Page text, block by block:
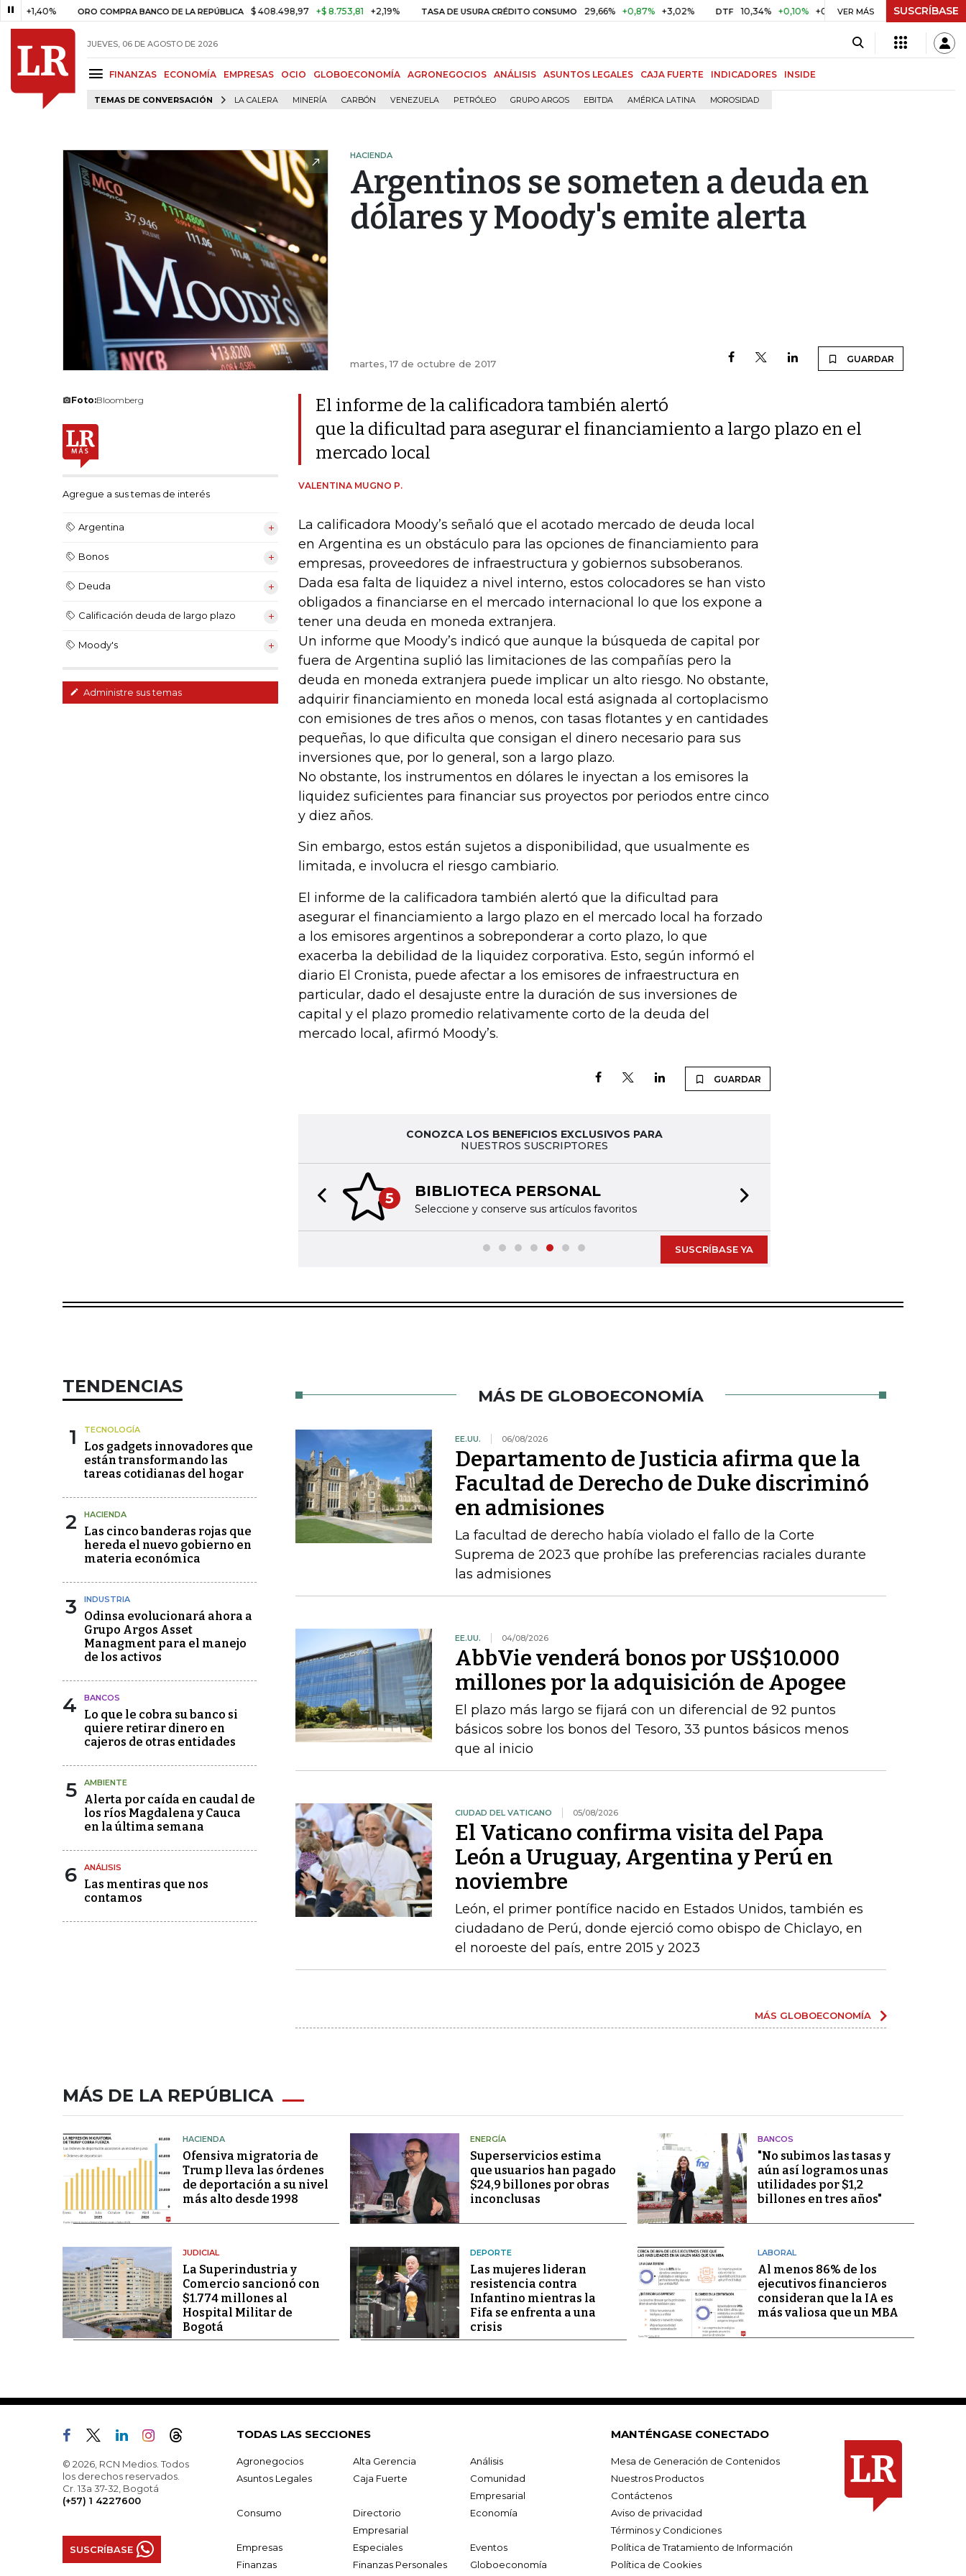
ORO COMPRA BANCO DE LA REPÚBLICA $ 408.498,97 +$ 8.753,81 +2,19% TASA DE USURA CRÉDITO CONSUMO 29,66% +0,87% +3,02% DTF 10,34% +0,10% +0,98% UVR $ 416,91 +$ 0,05
VER MÁS SUSCRÍBASE
JUEVES, 06 DE AGOSTO DE 2026
FINANZAS ECONOMÍA EMPRESAS OCIO GLOBOECONOMÍA AGRONEGOCIOS ANÁLISIS ASUNTOS LEGALES CAJA FUERTE INDICADORES INSIDE
TEMAS DE CONVERSACIÓN LA CALERA MINERÍA CARBÓN VENEZUELA PETRÓLEO GRUPO ARGOS EBITDA AMÉRICA LATINA MOROSIDAD
HACIENDA
Argentinos se someten a deuda en
dólares y Moody's emite alerta
martes, 17 de octubre de 2017 GUARDAR
Foto:Bloomberg
Agregue a sus temas de interés
Argentina
Bonos
Deuda
Calificación deuda de largo plazo
Moody's
Administre sus temas
El informe de la calificadora también alertó
que la dificultad para asegurar el financiamiento a largo plazo en el
mercado local
VALENTINA MUGNO P.
La calificadora Moody’s señaló que el acotado mercado de deuda local
en Argentina es un obstáculo para las opciones de financiamiento para
empresas, proveedores de infraestructura y gobiernos subsoberanos.
Dada esa falta de liquidez a nivel interno, estos colocadores se han visto
obligados a financiarse en el mercado internacional lo que los expone a
tener una deuda en moneda extranjera.
Un informe que Moody’s indicó que aunque la búsqueda de capital por
fuera de Argentina suplió las limitaciones de las compañías pero la
deuda en moneda extranjera puede implicar un alto riesgo. No obstante,
adquirir financiamiento en moneda local está asignada al cortoplacismo
con emisiones de tres años o menos, con tasas flotantes y en cantidades
pequeñas, lo que dificulta que consigan el dinero necesario para sus
inversiones que, por lo general, son a largo plazo.
No obstante, los instrumentos en dólares le inyectan a los emisores la
liquidez suficientes para financiar sus proyectos por periodos entre cinco
y diez años.
Sin embargo, estos están sujetos a disponibilidad, que usualmente es
limitada, e involucra el riesgo cambiario.
El informe de la calificadora también alertó que la dificultad para
asegurar el financiamiento a largo plazo en el mercado local ha forzado
a los emisores argentinos a sobreponderar a corto plazo, lo que
exacerba la debilidad de la liquidez corporativa. Esto, según informó el
diario El Cronista, puede afectar a los emisores de infraestructura en
particular, dado el desajuste entre la duración de sus inversiones de
capital y el plazo promedio relativamente corto de la deuda del
mercado local, afirmó Moody’s.
GUARDAR
CONOZCA LOS BENEFICIOS EXCLUSIVOS PARA
NUESTROS SUSCRIPTORES
5 BIBLIOTECA PERSONAL
Seleccione y conserve sus artículos favoritos
Previous slide
SUSCRÍBASE YA
TENDENCIAS
1 TECNOLOGÍA
Los gadgets innovadores que
están transformando las
tareas cotidianas del hogar
2 HACIENDA
Las cinco banderas rojas que
hereda el nuevo gobierno en
materia económica
3 INDUSTRIA
Odinsa evolucionará ahora a
Grupo Argos Asset
Managment para el manejo
de los activos
4 BANCOS
Lo que le cobra su banco si
quiere retirar dinero en
cajeros de otras entidades
5 AMBIENTE
Alerta por caída en caudal de
los ríos Magdalena y Cauca
en la última semana
6 ANÁLISIS
Las mentiras que nos
contamos
MÁS DE GLOBOECONOMÍA
EE.UU. 06/08/2026
Departamento de Justicia afirma que la
Facultad de Derecho de Duke discriminó
en admisiones
La facultad de derecho había violado el fallo de la Corte
Suprema de 2023 que prohíbe las preferencias raciales durante
las admisiones
EE.UU. 04/08/2026
AbbVie venderá bonos por US$10.000
millones por la adquisición de Apogee
El plazo más largo se fijará con un diferencial de 92 puntos
básicos sobre los bonos del Tesoro, 33 puntos básicos menos
que al inicio
CIUDAD DEL VATICANO 05/08/2026
El Vaticano confirma visita del Papa
León a Uruguay, Argentina y Perú en
noviembre
León, el primer pontífice nacido en Estados Unidos, también es
ciudadano de Perú, donde ejerció como obispo de Chiclayo, en
el noroeste del país, entre 2015 y 2023
MÁS GLOBOECONOMÍA
MÁS DE LA REPÚBLICA
HACIENDA
Ofensiva migratoria de
Trump lleva las órdenes
de deportación a su nivel
más alto desde 1998
ENERGÍA
Superservicios estima
que usuarios han pagado
$24,9 billones por obras
inconclusas
BANCOS
"No subimos las tasas y
aún así logramos unas
utilidades por $1,2
billones en tres años"
JUDICIAL
La Superindustria y
Comercio sancionó con
$1.774 millones al
Hospital Militar de
Bogotá
DEPORTE
Las mujeres lideran
resistencia contra
Infantino mientras la
Fifa se enfrenta a una
crisis
LABORAL
Al menos 86% de los
ejecutivos financieros
consideran que la IA es
más valiosa que un MBA
© 2026, RCN Medios. Todos
los derechos reservados.
Cr. 13a 37-32, Bogotá
(+57) 1 4227600
SUSCRÍBASE
TODAS LAS SECCIONES
Agronegocios Alta Gerencia
Análisis
Asuntos Legales
Caja Fuerte
Comunidad
Empresarial
Consumo
Directorio
Empresarial
Economía
Empresas Especiales
Eventos
Finanzas
Finanzas Personales Globoeconomía
MANTÉNGASE CONECTADO
Mesa de Generación de Contenidos
Nuestros Productos
Contáctenos
Aviso de privacidad
Términos y Condiciones
Política de Tratamiento de Información
Política de Cookies